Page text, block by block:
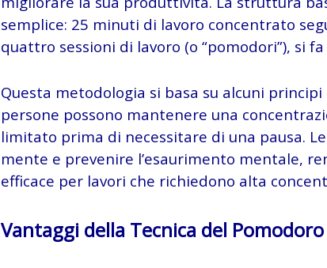
semplice: 25 minuti di lavoro concentrato
quattro sessioni di lavoro (o “pomodori”), si
Questa metodologia si basa su alcuni
persone possono mantenere una
limitato prima di necessitare di una pausa.
mente e prevenire l’esaurimento mentale,
efficace per lavori che richiedono alta
Vantaggi della Tecnica del Pomodoro